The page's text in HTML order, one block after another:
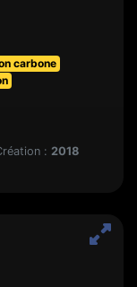
carbone
: 2018